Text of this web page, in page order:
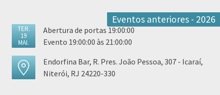
Eventos anteriores - 2026
TER.
19
MAI.
Abertura de portas 19:00:00
Evento 19:00:00 às 21:00:00
Endorfina Bar, R. Pres. João Pessoa, 307 - Icaraí,
Niterói, RJ 24220-330